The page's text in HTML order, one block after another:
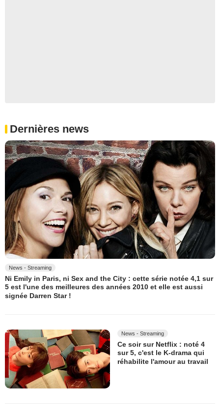
Dernières news
News - Streaming
Ni Emily in Paris, ni Sex and the City : cette série notée 4,1 sur
5 est l'une des meilleures des années 2010 et elle est aussi
signée Darren Star !
News - Streaming
Ce soir sur Netflix : noté 4
sur 5, c'est le K-drama qui
réhabilite l'amour au travail